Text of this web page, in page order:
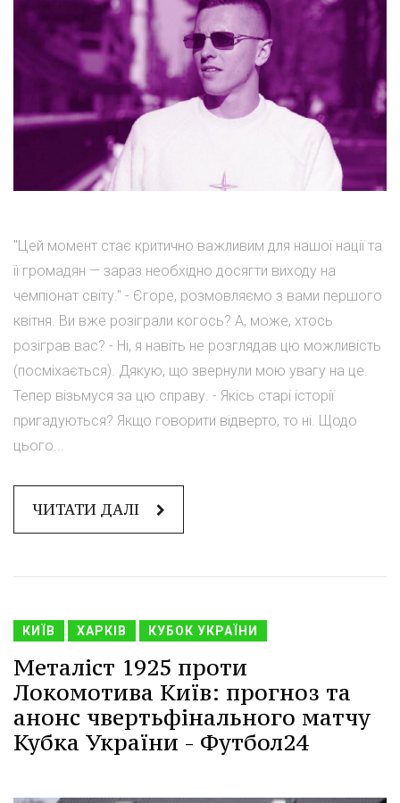
"Цей момент стає критично важливим для нашої нації та
її громадян — зараз необхідно досягти виходу на
чемпіонат світу." - Єгоре, розмовляємо з вами першого
квітня. Ви вже розіграли когось? А, може, хтось
розіграв вас? - Ні, я навіть не розглядав цю можливість
(посміхається). Дякую, що звернули мою увагу на це.
Тепер візьмуся за цю справу. - Якісь старі історії
пригадуються? Якщо говорити відверто, то ні. Щодо
цього...
ЧИТАТИ ДАЛІ
КИЇВ ХАРКІВ КУБОК УКРАЇНИ
Металіст 1925 проти
Локомотива Київ: прогноз та
анонс чвертьфінального матчу
Кубка України - Футбол24